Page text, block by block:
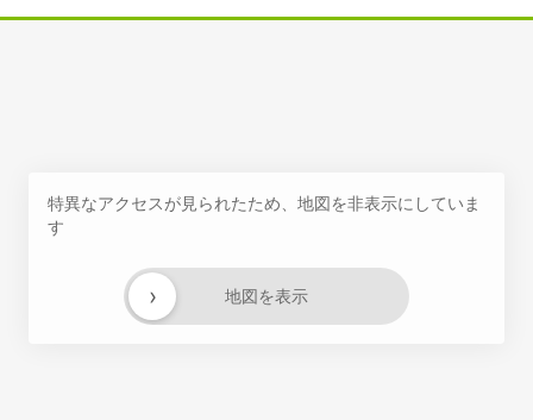
特異なアクセスが見られたため、地図を非表示にしていま
す
地図を表示
›